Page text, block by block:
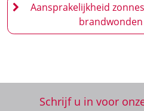
Aansprakelijkheid
brandwonden
Schrijf u in voor